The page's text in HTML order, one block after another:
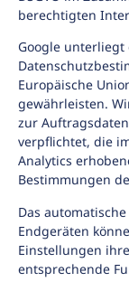
berechtigten
Google unterliegt
Europäische
gewährleisten.
zur
verpflichtet, die
Analytics
Bestimmungen
Das
Endgeräten
Einstellungen
entsprechende